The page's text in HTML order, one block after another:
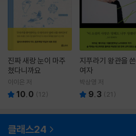
진짜 새랑 눈이 마주
쳤다니까요
이이은 저
10.0 (12)
지푸라기 왕관을 쓴
여자
박상영 저
9.3 ( 21 )
클래스24